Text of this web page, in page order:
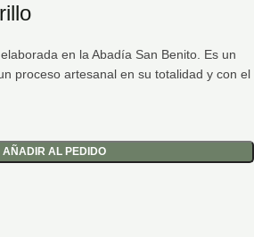
en la Abadía San Benito. Es un
proceso artesanal en su totalidad y con el
AÑADIR AL PEDIDO